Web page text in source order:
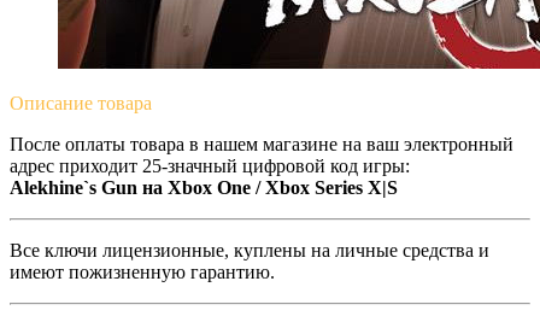
Описание товара
После оплаты товара в нашем магазине на ваш электронный
адрес приходит 25-значный цифровой код игры:
Alekhine`s Gun на Xbox One / Xbox Series X|S
Все ключи лицензионные, куплены на личные средства и
имеют пожизненную гарантию.